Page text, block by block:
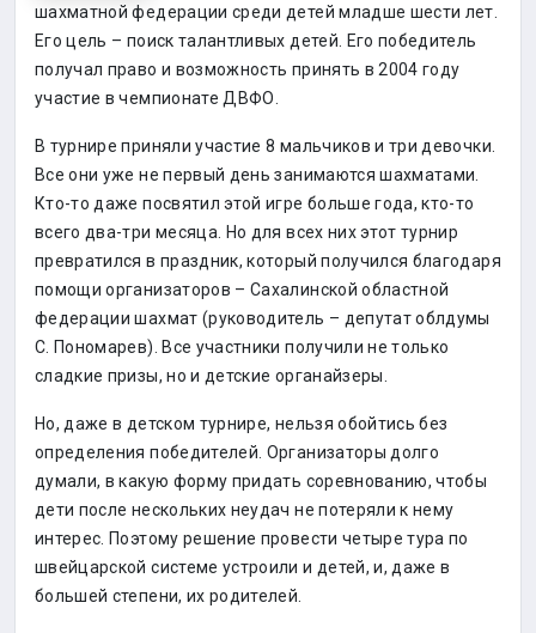
шахматной федерации среди детей младше шести лет.
Его цель – поиск талантливых детей. Его победитель
получал право и возможность принять в 2004 году
участие в чемпионате ДВФО.
В турнире приняли участие 8 мальчиков и три девочки.
Все они уже не первый день занимаются шахматами.
Кто-то даже посвятил этой игре больше года, кто-то
всего два-три месяца. Но для всех них этот турнир
превратился в праздник, который получился благодаря
помощи организаторов – Сахалинской областной
федерации шахмат (руководитель – депутат облдумы
С. Пономарев). Все участники получили не только
сладкие призы, но и детские органайзеры.
Но, даже в детском турнире, нельзя обойтись без
определения победителей. Организаторы долго
думали, в какую форму придать соревнованию, чтобы
дети после нескольких неудач не потеряли к нему
интерес. Поэтому решение провести четыре тура по
швейцарской системе устроили и детей, и, даже в
большей степени, их родителей.